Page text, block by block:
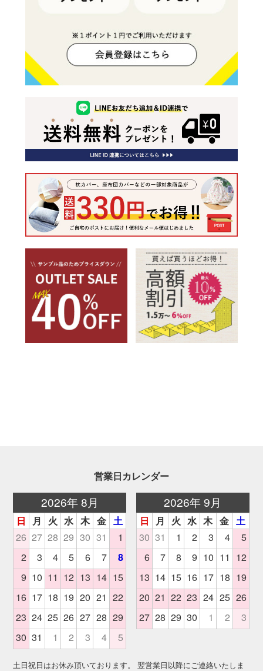
営業日カレンダー
土日祝日はお休み頂いております。 翌営業日以降にご連絡いたしま